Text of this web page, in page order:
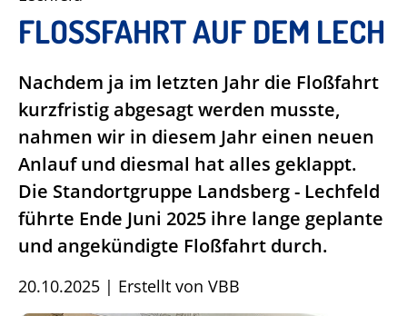
FLOSSFAHRT AUF DEM LECH
Nachdem ja im letzten Jahr die Floßfahrt
kurzfristig abgesagt werden musste,
nahmen wir in diesem Jahr einen neuen
Anlauf und diesmal hat alles geklappt.
Die Standortgruppe Landsberg - Lechfeld
führte Ende Juni 2025 ihre lange geplante
und angekündigte Floßfahrt durch.
20.10.2025 | Erstellt von VBB